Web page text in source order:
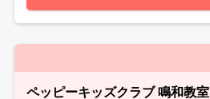
ペッピーキッズクラブ 鳴和教室